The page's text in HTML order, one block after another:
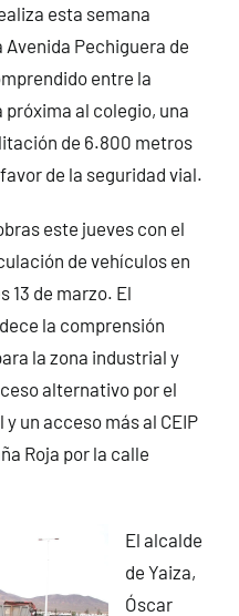
esta semana
Pechiguera de
entre la
próxima al colegio, una
de 6.800 metros
de la seguridad vial.
este jueves con el
de vehículos en
13 de marzo. El
la comprensión
la zona industrial y
alternativo por el
un acceso más al CEIP
Roja por la calle
El alcalde
de Yaiza,
Óscar